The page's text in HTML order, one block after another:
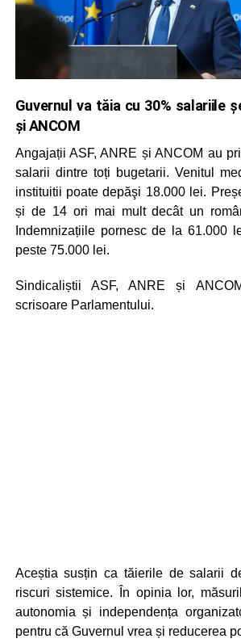
Guvernul va tăia cu 30% salariile
şi ANCOM
Angajații ASF, ANRE și ANCOM au
salarii dintre toți bugetarii. Venitul
instituitii poate depăşi 18.000 lei.
și de 14 ori mai mult decât un
Indemnizațiile pornesc de la 61.000
peste 75.000 lei.
Sindicaliștii ASF, ANRE și
scrisoare Parlamentului.
Aceștia susțin ca tăierile de salarii
riscuri sistemice. În opinia lor,
autonomia și independența
pentru că Guvernul vrea și reducerea